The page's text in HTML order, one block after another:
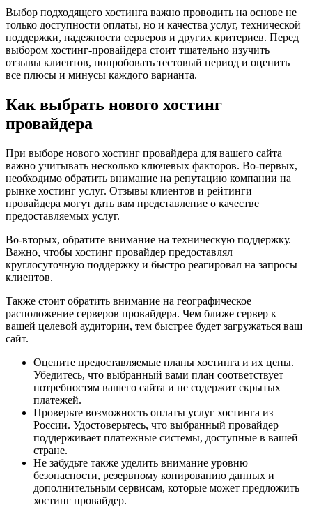
Выбор подходящего хостинга важно проводить на основе не
только доступности оплаты, но и качества услуг, технической
поддержки, надежности серверов и других критериев. Перед
выбором хостинг-провайдера стоит тщательно изучить
отзывы клиентов, попробовать тестовый период и оценить
все плюсы и минусы каждого варианта.
Как выбрать нового хостинг
провайдера
При выборе нового хостинг провайдера для вашего сайта
важно учитывать несколько ключевых факторов. Во-первых,
необходимо обратить внимание на репутацию компании на
рынке хостинг услуг. Отзывы клиентов и рейтинги
провайдера могут дать вам представление о качестве
предоставляемых услуг.
Во-вторых, обратите внимание на техническую поддержку.
Важно, чтобы хостинг провайдер предоставлял
круглосуточную поддержку и быстро реагировал на запросы
клиентов.
Также стоит обратить внимание на географическое
расположение серверов провайдера. Чем ближе сервер к
вашей целевой аудитории, тем быстрее будет загружаться ваш
сайт.
Оцените предоставляемые планы хостинга и их цены.
Убедитесь, что выбранный вами план соответствует
потребностям вашего сайта и не содержит скрытых
платежей.
Проверьте возможность оплаты услуг хостинга из
России. Удостоверьтесь, что выбранный провайдер
поддерживает платежные системы, доступные в вашей
стране.
Не забудьте также уделить внимание уровню
безопасности, резервному копированию данных и
дополнительным сервисам, которые может предложить
хостинг провайдер.